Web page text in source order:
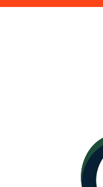
Пивной